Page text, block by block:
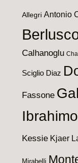
Allegri Antonio
Calhanoglu
Sciglio Diaz
Fassone
Kessie Kjaer
Mirabelli